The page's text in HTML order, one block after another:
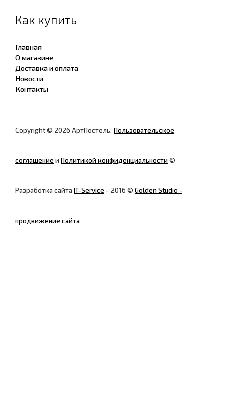
Как купить
Главная
О магазине
Доставка и оплата
Новости
Контакты
Copyright © 2026 АртПостель. Пользовательское
соглашение и Политикой конфиденциальности ©
Разработка сайта IT-Service - 2016 © Golden Studio -
продвижение сайта